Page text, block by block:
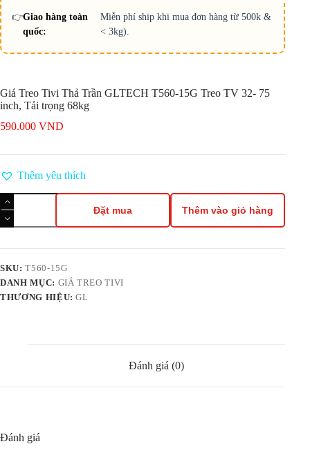
👉Giao hàng toàn
quốc:
Miễn phí ship khi mua đơn hàng từ 500k &
< 3kg).
Giá Treo Tivi Thả Trần GLTECH T560-15G Treo TV 32- 75
inch, Tải trọng 68kg
590.000 VND
Thêm yêu thích
Giá
Treo
Tivi
T560-
15G
Treo
TV
số
Đặt mua Thêm vào giỏ hàng
SKU:T560-15G
DANH MỤC: GIÁ TREO TIVI
THƯƠNG HIỆU:GL
Đánh giá (0)
Đánh giá